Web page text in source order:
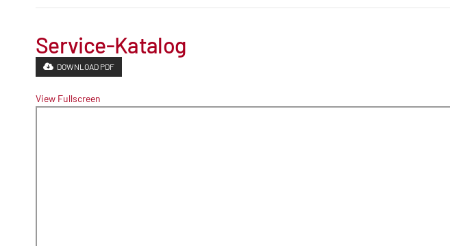
Service-Katalog
DOWNLOAD PDF
View Fullscreen